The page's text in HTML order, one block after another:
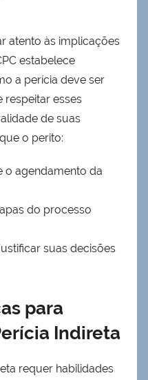
atento às implicações
estabelece
a perícia deve ser
respeitar esses
de suas
o perito:
o agendamento da
do processo
suas decisões
para
Indireta
requer habilidades